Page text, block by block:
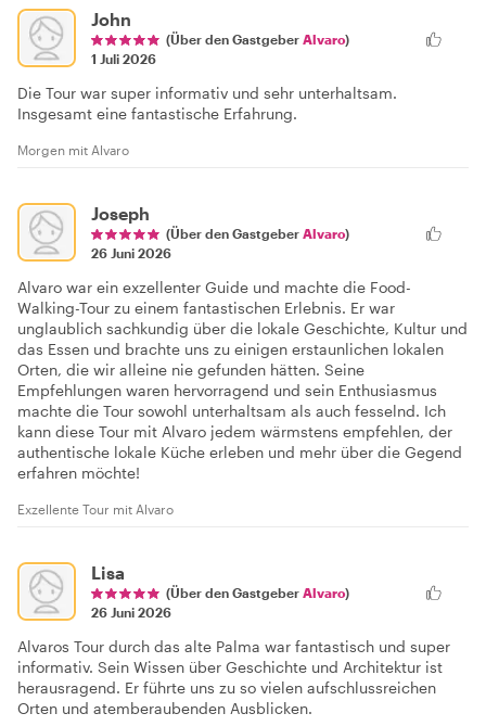
John
(Über den Gastgeber Alvaro)
1 Juli 2026
Die Tour war super informativ und sehr unterhaltsam.
Insgesamt eine fantastische Erfahrung.
Morgen mit Alvaro
Joseph
(Über den Gastgeber Alvaro)
26 Juni 2026
Alvaro war ein exzellenter Guide und machte die Food-
Walking-Tour zu einem fantastischen Erlebnis. Er war
unglaublich sachkundig über die lokale Geschichte, Kultur und
das Essen und brachte uns zu einigen erstaunlichen lokalen
Orten, die wir alleine nie gefunden hätten. Seine
Empfehlungen waren hervorragend und sein Enthusiasmus
machte die Tour sowohl unterhaltsam als auch fesselnd. Ich
kann diese Tour mit Alvaro jedem wärmstens empfehlen, der
authentische lokale Küche erleben und mehr über die Gegend
erfahren möchte!
Exzellente Tour mit Alvaro
Lisa
(Über den Gastgeber Alvaro)
26 Juni 2026
Alvaros Tour durch das alte Palma war fantastisch und super
informativ. Sein Wissen über Geschichte und Architektur ist
herausragend. Er führte uns zu so vielen aufschlussreichen
Orten und atemberaubenden Ausblicken.